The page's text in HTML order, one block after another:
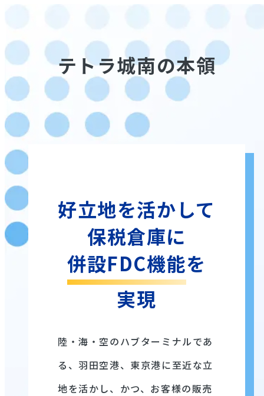
テトラ城南の本領
好立地を活かして
保税倉庫に
併設FDC機能を
実現
陸・海・空のハブターミナルであ
る、羽田空港、東京港に至近な立
地を活かし、かつ、お客様の販売